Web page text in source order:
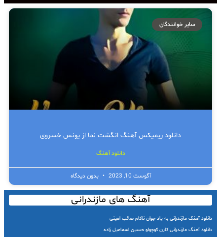
سایر خوانندگان
دانلود ریمیکس آهنگ انگشت نما از یونس خسروی
دانلود آهنگ
آگوست 10, 2023 بدون دیدگاه
آهنگ های مازندرانی
دانلود آهنگ مازندرانی به یاد جوان ناکام صائب امینی
دانلود آهنگ مازندرانی کارن کوچولو حسین اسماعیل زاده